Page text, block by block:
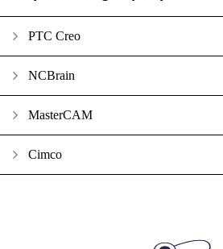
PTC Creo
NCBrain
MasterCAM
Cimco